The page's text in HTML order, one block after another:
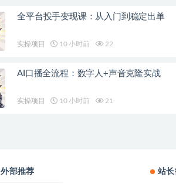
全平台投手变现课：从入门到稳定出单
实操项目 10 小时前 22
AI口播全流程：数字人+声音克隆实战
实操项目 10 小时前 21
外部推荐 站